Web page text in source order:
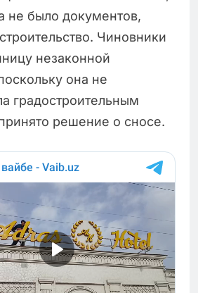
не было документов,
Чиновники
незаконной
она не
градостроительным
решение о сносе.